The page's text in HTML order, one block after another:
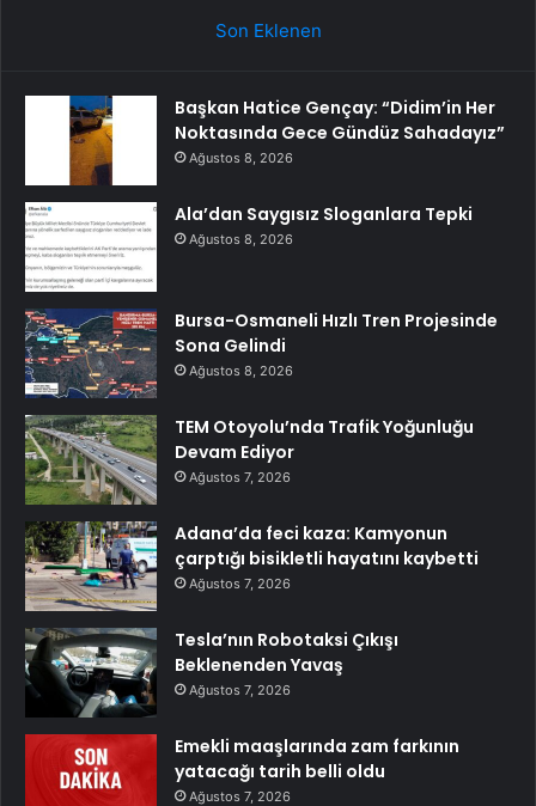
Son Eklenen
Başkan Hatice Gençay: “Didim’in Her
Noktasında Gece Gündüz Sahadayız”
Ağustos 8, 2026
Ala’dan Saygısız Sloganlara Tepki
Ağustos 8, 2026
Bursa-Osmaneli Hızlı Tren Projesinde
Sona Gelindi
Ağustos 8, 2026
TEM Otoyolu’nda Trafik Yoğunluğu
Devam Ediyor
Ağustos 7, 2026
Adana’da feci kaza: Kamyonun
çarptığı bisikletli hayatını kaybetti
Ağustos 7, 2026
Tesla’nın Robotaksi Çıkışı
Beklenenden Yavaş
Ağustos 7, 2026
Emekli maaşlarında zam farkının
yatacağı tarih belli oldu
Ağustos 7, 2026